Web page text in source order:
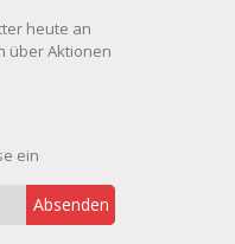
heute an
über Aktionen
ein
Absenden